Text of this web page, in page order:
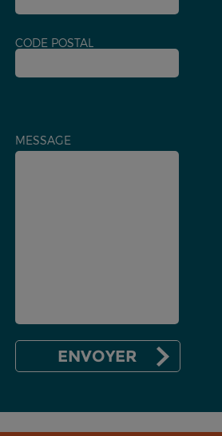
CODE POSTAL
MESSAGE